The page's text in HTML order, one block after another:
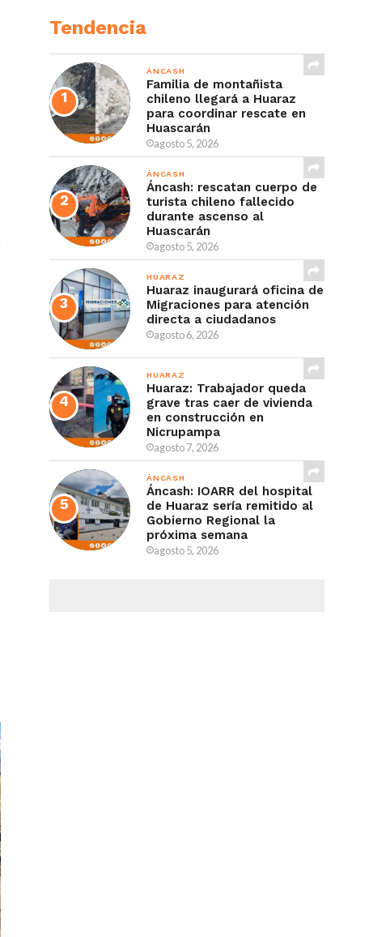
Tendencia
ÁNCASH
Familia de montañista
chileno llegará a Huaraz
para coordinar rescate en
Huascarán
agosto 5, 2026
ÁNCASH
Áncash: rescatan cuerpo de
turista chileno fallecido
durante ascenso al
Huascarán
agosto 5, 2026
HUARAZ
Huaraz inaugurará oficina de
Migraciones para atención
directa a ciudadanos
agosto 6, 2026
HUARAZ
Huaraz: Trabajador queda
grave tras caer de vivienda
en construcción en
Nicrupampa
agosto 7, 2026
ÁNCASH
Áncash: IOARR del hospital
de Huaraz sería remitido al
Gobierno Regional la
próxima semana
agosto 5, 2026